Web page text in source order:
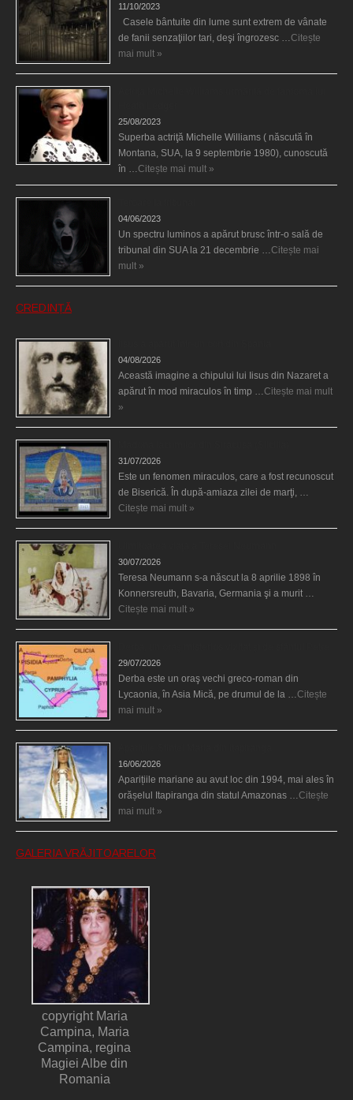
11/10/2023
Casele bântuite din lume sunt extrem de vânate
de fanii senzaţiilor tari, deşi îngrozesc … Citește
mai mult »
25/08/2023
Superba actriţă Michelle Williams ( născută în
Montana, SUA, la 9 septembrie 1980), cunoscută
în … Citește mai mult »
04/06/2023
Un spectru luminos a apărut brusc într-o sală de
tribunal din SUA la 21 decembrie … Citește mai
mult »
CREDINȚĂ
04/08/2026
Această imagine a chipului lui Iisus din Nazaret a
apărut în mod miraculos în timp … Citește mai mult
»
31/07/2026
Este un fenomen miraculos, care a fost recunoscut
de Biserică. În după-amiaza zilei de marţi, …
Citește mai mult »
30/07/2026
Teresa Neumann s-a născut la 8 aprilie 1898 în
Konnersreuth, Bavaria, Germania şi a murit …
Citește mai mult »
29/07/2026
Derba este un oraş vechi greco-roman din
Lycaonia, în Asia Mică, pe drumul de la … Citește
mai mult »
16/06/2026
Aparițiile mariane au avut loc din 1994, mai ales în
orășelul Itapiranga din statul Amazonas … Citește
mai mult »
GALERIA VRĂJITOARELOR
copyright Maria
Campina, Maria
Campina, regina
Magiei Albe din
Romania